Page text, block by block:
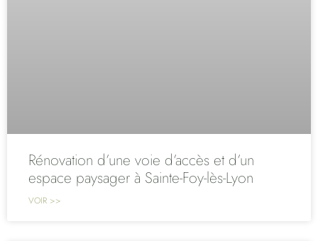
Rénovation d’une voie d’accès et d’un
espace paysager à Sainte-Foy-lès-Lyon
VOIR >>